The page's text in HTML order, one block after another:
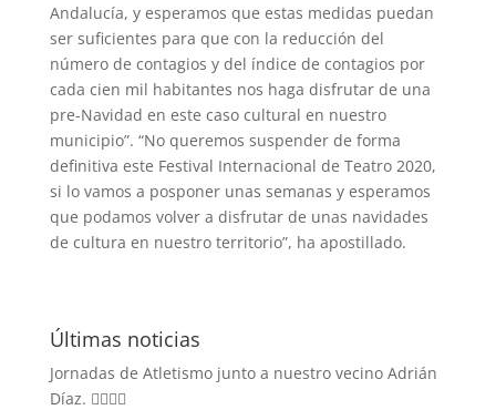
Andalucía, y esperamos que estas medidas puedan
ser suficientes para que con la reducción del
número de contagios y del índice de contagios por
cada cien mil habitantes nos haga disfrutar de una
pre-Navidad en este caso cultural en nuestro
municipio”. “No queremos suspender de forma
definitiva este Festival Internacional de Teatro 2020,
si lo vamos a posponer unas semanas y esperamos
que podamos volver a disfrutar de unas navidades
de cultura en nuestro territorio”, ha apostillado.
Últimas noticias
Jornadas de Atletismo junto a nuestro vecino Adrián
Díaz. 🏃‍♀️🏃‍♂️